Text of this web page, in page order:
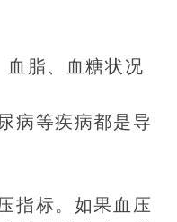
血脂、血糖状况
病等疾病都是导
指标。如果血压